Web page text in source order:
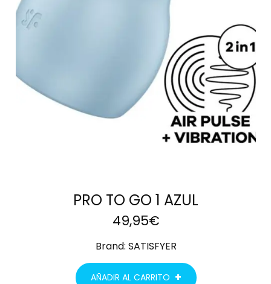
PRO TO GO 1 AZUL
49,95€
Brand: SATISFYER
AÑADIR AL CARRITO